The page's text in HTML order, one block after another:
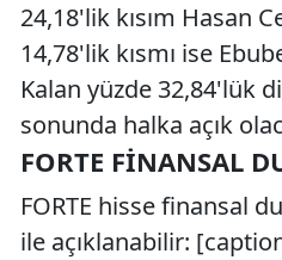
24,18'lik kısım Hasan
14,78'lik kısmı ise
Kalan yüzde 32,84'lük
sonunda halka açık
FORTE FINANSAL
FORTE hisse finansal
ile açıklanabilir: